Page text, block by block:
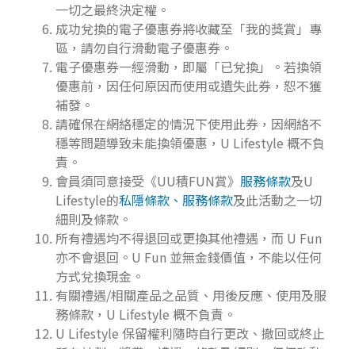
一切之最終決定權。
成功兌換的電子優惠券將收藏至「我的獎賞」專
區，請勿自行滑動電子優惠券。
電子優惠券一經滑動，即屬「已兌換」。若換領
優惠前，因任何原因而使用或遺失此券，恕不獲
補發。
請確保在網絡穩定的情況下使用此券，因網絡不
穩等問題導致未能換領優惠，U Lifestyle 概不負
責。
會員須同意接受《UU積FUN賞》 服務條款及U
Lifestyle的私隱條款、服務條款及此活動之一切
細則及條款。
所有禮遇均不得退回或更換其他禮遇，而 U Fun
亦不會退回。U Fun 並無金錢價值，不能以任何
方式兌換現金。
有關禮遇/相關產品之品質、用後反應、使用及服
務條款，U Lifestyle 概不負責。
U Lifestyle 保留權利隨時自行更改、撤回或終止